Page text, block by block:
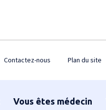
Contactez-nous Plan du site
Vous êtes médecin